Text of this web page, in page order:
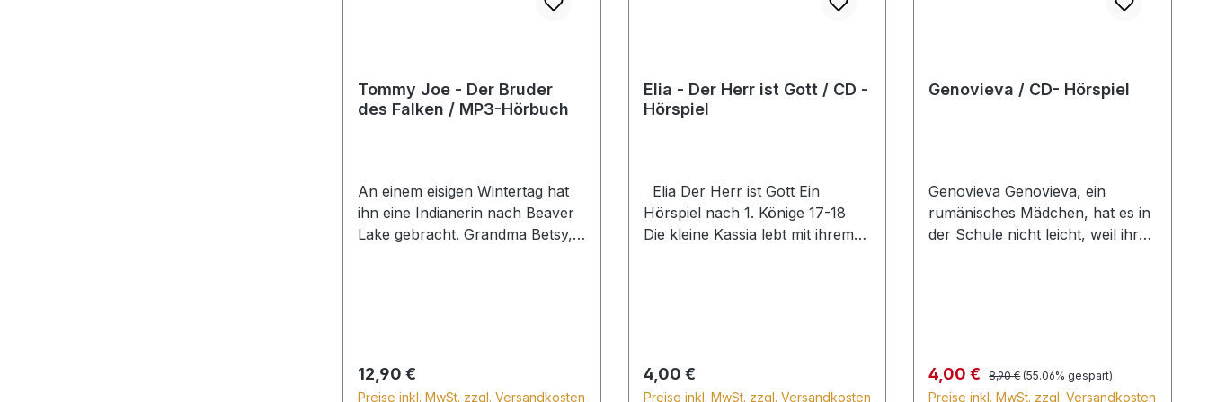
Tommy Joe - Der Bruder
des Falken / MP3-Hörbuch
An einem eisigen Wintertag hat
ihn eine Indianerin nach Beaver
Lake gebracht. Grandma Betsy,
Kanadas auf. Er liebt das freie
Leben unter rauen Pelzjägern
Regulärer Preis:
12,90 €
Preise inkl. MwSt. zzgl. Versandkosten
Elia - Der Herr ist Gott / CD -
Hörspiel
Elia Der Herr ist Gott Ein
Hörspiel nach 1. Könige 17-18
Die kleine Kassia lebt mit ihrem
ein. Baal und Aschera heißen die
neuen Götter, von denen Ahab
Regulärer Preis:
4,00 €
Preise inkl. MwSt. zzgl. Versandkosten
Genovieva / CD- Hörspiel
Genovieva Genovieva, ein
rumänisches Mädchen, hat es in
der Schule nicht leicht, weil ihre
ihren Glauben weiter. Hörspiel,
CD, CMV
Verkaufspreis:
4,00 € Regulärer Preis:
8,90 € (55.06% gespart)
Preise inkl. MwSt. zzgl. Versandkosten